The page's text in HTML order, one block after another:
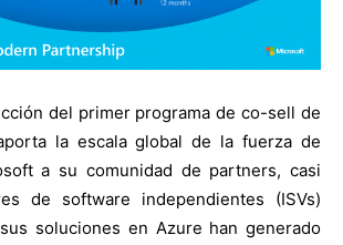
del primer programa de co-sell de
la escala global de la fuerza de
a su comunidad de partners, casi
de software independientes (ISVs)
soluciones en Azure han generado